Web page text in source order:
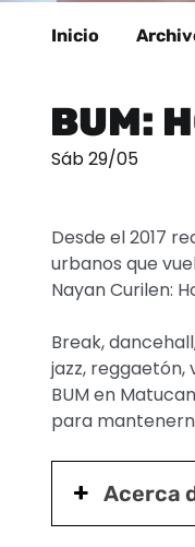
Inicio
BUM:
Sáb 29/05
Desde el 2017
urbanos que
Nayan Curilen:
Break,
jazz, reggaetón,
BUM en
para
Acerca